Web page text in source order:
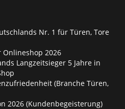
Nr. 1 für Türen, Tore
Onlineshop 2026
Langzeitsieger 5 Jahre in
(Branche Türen,
2026 (Kundenbegeisterung)